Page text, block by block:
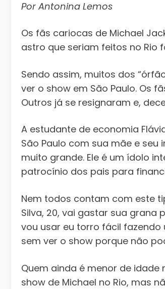
Por Antonina Lemos
Os fãs cariocas de Michael
astro que seriam feitos no Rio
Sendo assim, muitos dos
ver o show em São Paulo. Os
Outros já se resignaram e,
A estudante de economia
São Paulo com sua mãe e seu
muito grande. Ele é um ídolo
patrocínio dos pais para
Nem todos contam com este
Silva, 20, vai gastar sua grana
vou usar eu torro fácil fazendo
sem ver o show porque não
Quem ainda é menor de idade
show de Michael no Rio, mas